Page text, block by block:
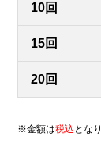
10回
15回
20回
※金額は税込 とな